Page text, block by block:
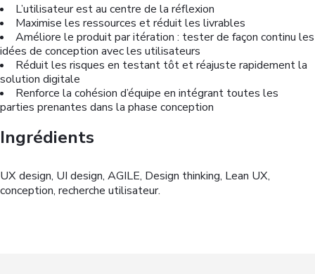
L’utilisateur est au centre de la réflexion
Maximise les ressources et réduit les livrables
Améliore le produit par itération : tester de façon continu les
idées de conception avec les utilisateurs
Réduit les risques en testant tôt et réajuste rapidement la
solution digitale
Renforce la cohésion d’équipe en intégrant toutes les
parties prenantes dans la phase conception
Ingrédients
UX design, UI design, AGILE, Design thinking, Lean UX,
conception, recherche utilisateur.